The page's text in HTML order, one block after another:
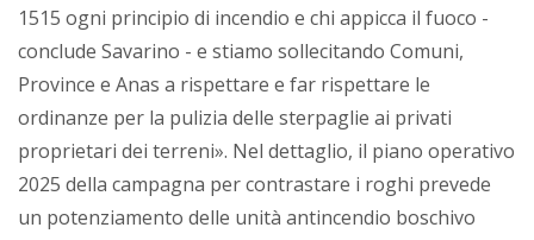
1515 ogni principio di incendio e chi appicca il fuoco -
conclude Savarino - e stiamo sollecitando Comuni,
Province e Anas a rispettare e far rispettare le
ordinanze per la pulizia delle sterpaglie ai privati
proprietari dei terreni». Nel dettaglio, il piano operativo
2025 della campagna per contrastare i roghi prevede
un potenziamento delle unità antincendio boschivo